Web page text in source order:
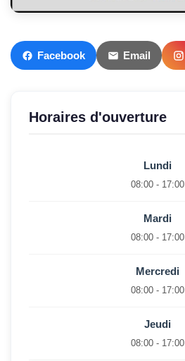
Facebook Email
Horaires d'ouverture
Lundi
08:00 - 17:00
Mardi
08:00 - 17:00
Mercredi
08:00 - 17:00
Jeudi
08:00 - 17:00